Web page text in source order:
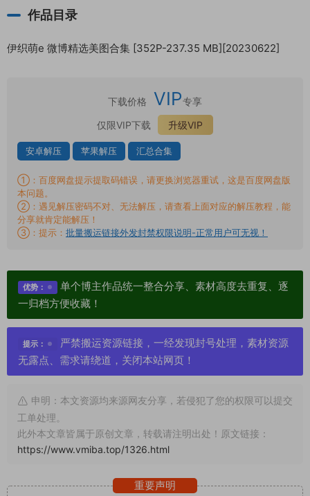
作品目录
伊织萌e 微博精选美图合集 [352P-237.35 MB][20230622]
下载价格 VIP专享
仅限VIP下载
升级VIP
安卓解压 苹果解压 汇总合集
①：百度网盘提示提取码错误，请更换浏览器重试，这是百度网盘版
本问题。
②：遇见解压密码不对、无法解压，请查看上面对应的解压教程，能
分享就肯定能解压！
③：提示： 批量搬运链接外发封禁权限说明-正常用户可无视！
优势：
单个博主作品统一整合分享、素材高度去重复、逐
一归档方便收藏！
提示：
严禁搬运资源链接，一经发现封号处理，素材资源
无露点、需求请绕道，关闭本站网页！
申明：本文资源均来源网友分享，若侵犯了您的权限可以提交
工单处理。
此外本文章皆属于原创文章，转载请注明出处！原文链接：
https://www.vmiba.top/1326.html
重要声明